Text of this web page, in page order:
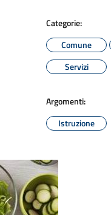
Categorie:
Comune
Servizi
Argomenti:
Istruzione